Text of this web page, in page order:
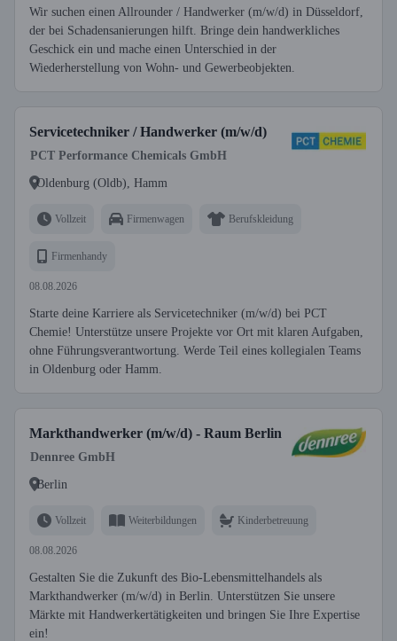
Wir suchen einen Allrounder / Handwerker (m/w/d) in Düsseldorf,
der bei Schadensanierungen hilft. Bringe dein handwerkliches
Geschick ein und mache einen Unterschied in der
Wiederherstellung von Wohn- und Gewerbeobjekten.
Servicetechniker / Handwerker (m/w/d)
PCT Performance Chemicals GmbH
Oldenburg (Oldb), Hamm
Vollzeit Firmenwagen Berufskleidung
Firmenhandy
08.08.2026
Starte deine Karriere als Servicetechniker (m/w/d) bei PCT
Chemie! Unterstütze unsere Projekte vor Ort mit klaren Aufgaben,
ohne Führungsverantwortung. Werde Teil eines kollegialen Teams
in Oldenburg oder Hamm.
Markthandwerker (m/w/d) - Raum Berlin
Dennree GmbH
Berlin
Vollzeit Weiterbildungen Kinderbetreuung
08.08.2026
Gestalten Sie die Zukunft des Bio-Lebensmittelhandels als
Markthandwerker (m/w/d) in Berlin. Unterstützen Sie unsere
Märkte mit Handwerkertätigkeiten und bringen Sie Ihre Expertise
ein!